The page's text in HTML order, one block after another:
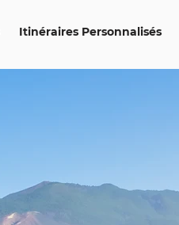
Itinéraires Personnalisés